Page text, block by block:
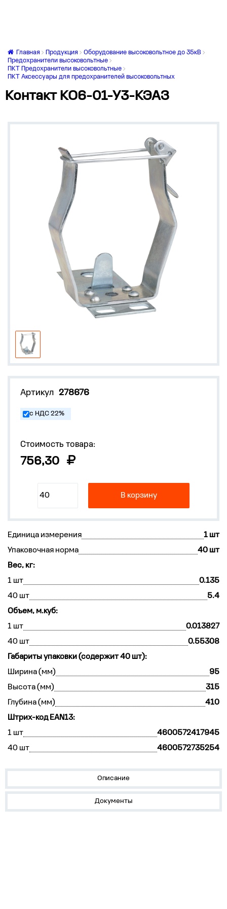
Главная Продукция
Оборудование высоковольтное до 35кВ
Предохранители высоковольтные
ПКТ Предохранители высоковольтные
ПКТ Аксессуары для предохранителей высоковольтных
Контакт КО6-01-У3-КЭАЗ
Артикул 278676
с НДС 22%
Стоимость товара:
756,30
В корзину
Единица измерения
1 шт
Упаковочная норма
40 шт
Вес, кг:
1 шт
0.135
40 шт
5.4
Объем, м.куб:
1 шт
0.013827
40 шт
0.55308
Габариты упаковки (содержит 40 шт):
Ширина (мм)
95
Высота (мм)
315
Глубина (мм)
410
Штрих-код EAN13:
1 шт
4600572417945
40 шт
4600572735254
Описание
Документы